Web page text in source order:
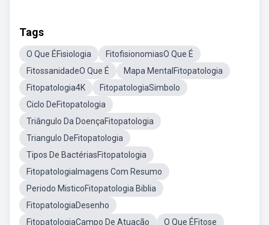
Tags
O Que ÉFisiologia
FitofisionomiasO Que É
FitossanidadeO Que É
Mapa MentalFitopatologia
Fitopatologia4K
FitopatologiaSimbolo
Ciclo DeFitopatologia
Triângulo Da DoençaFitopatologia
Triangulo DeFitopatologia
Tipos De BactériasFitopatologia
FitopatologiaImagens Com Resumo
Periodo MisticoFitopatologia Biblia
FitopatologiaDesenho
FitopatologiaCampo De Atuação
O Que ÉFitose